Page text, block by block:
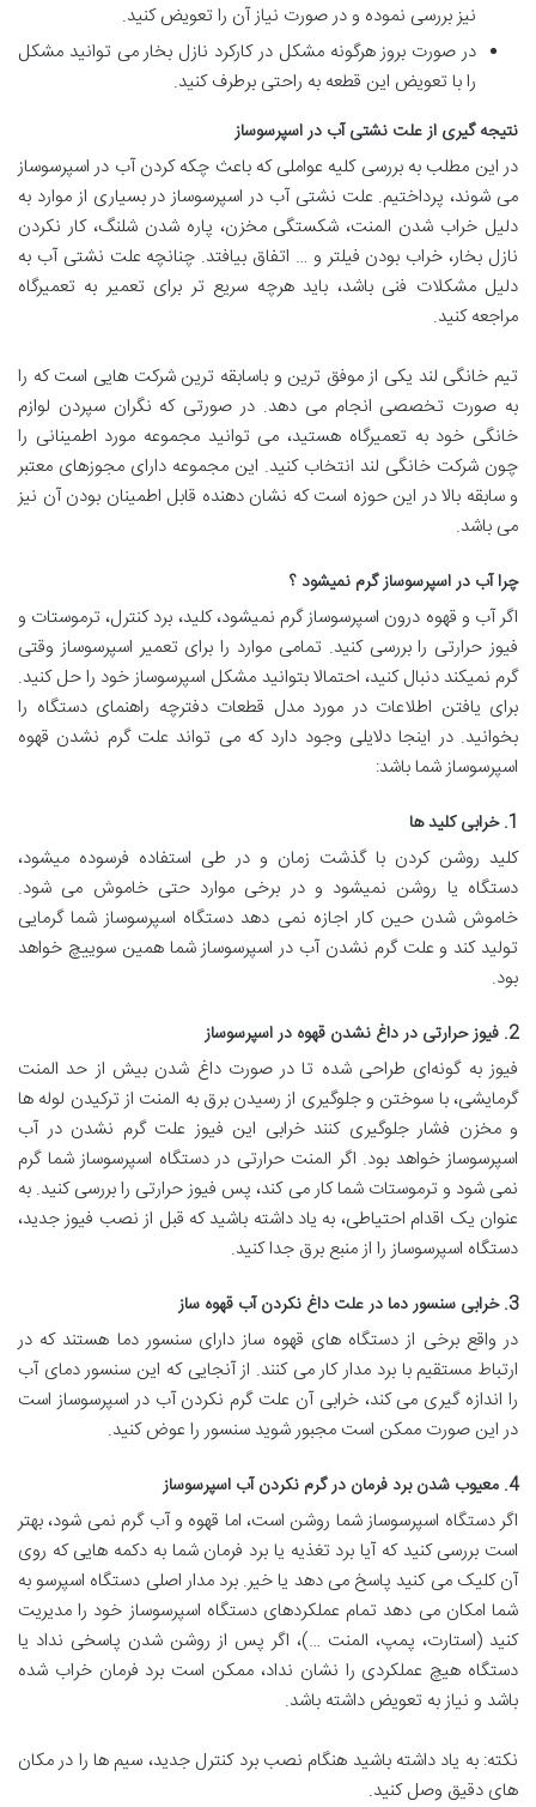
نیز بررسی نموده و در صورت نیاز آن را تعویض کنید.
در صورت بروز هرگونه مشکل در کارکرد نازل بخار می توانید مشکل
را با تعویض این قطعه به راحتی برطرف کنید.
نتیجه گیری از علت نشتی آب در اسپرسوساز
در این مطلب به بررسی کلیه عواملی که باعث چکه کردن آب در اسپرسوساز
می شوند، پرداختیم. علت نشتی آب در اسپرسوساز در بسیاری از موارد به
دلیل خراب شدن المنت، شکستگی مخزن، پاره شدن شلنگ، کار نکردن
نازل بخار، خراب بودن فیلتر و … اتفاق بیافتد. چنانچه علت نشتی آب به
دلیل مشکلات فنی باشد، باید هرچه سریع تر برای تعمیر به تعمیرگاه
مراجعه کنید.
تیم خانگی لند یکی از موفق ترین و باسابقه ترین شرکت هایی است که را
به صورت تخصصی انجام می دهد. در صورتی که نگران سپردن لوازم
خانگی خود به تعمیرگاه هستید، می توانید مجموعه مورد اطمینانی را
چون شرکت خانگی لند انتخاب کنید. این مجموعه دارای مجوزهای معتبر
و سابقه بالا در این حوزه است که نشان دهنده قابل اطمینان بودن آن نیز
می باشد.
چرا آب در اسپرسوساز گرم نمیشود ؟
اگر آب و قهوه درون اسپرسوساز گرم نمیشود، کلید، برد کنترل، ترموستات و
فیوز حرارتی را بررسی کنید. تمامی موارد را برای تعمیر اسپرسوساز وقتی
گرم نمیکند دنبال کنید، احتمالا بتوانید مشکل اسپرسوساز خود را حل کنید.
برای یافتن اطلاعات در مورد مدل قطعات دفترچه راهنمای دستگاه را
بخوانید. در اینجا دلایلی وجود دارد که می تواند علت گرم نشدن قهوه
اسپرسوساز شما باشد:
1. خرابی کلید ها
کلید روشن کردن با گذشت زمان و در طی استفاده فرسوده میشود،
دستگاه یا روشن نمیشود و در برخی موارد حتی خاموش می شود.
خاموش شدن حین کار اجازه نمی دهد دستگاه اسپرسوساز شما گرمایی
تولید کند و علت گرم نشدن آب در اسپرسوساز شما همین سوییچ خواهد
بود.
2. فیوز حرارتی در داغ نشدن قهوه در اسپرسوساز
فیوز به گونه‌ای طراحی شده‌ تا در صورت داغ شدن بیش از حد المنت
گرمایشی، با سوختن و جلوگیری از رسیدن برق به المنت از ترکیدن لوله ها
و مخزن فشار جلوگیری کنند خرابی این فیوز علت گرم نشدن در آب
اسپرسوساز خواهد بود. اگر المنت حرارتی در دستگاه اسپرسوساز شما گرم
نمی شود و ترموستات شما کار می کند، پس فیوز حرارتی را بررسی کنید. به
عنوان یک اقدام احتیاطی، به یاد داشته باشید که قبل از نصب فیوز جدید،
دستگاه اسپرسوساز را از منبع برق جدا کنید.
3. خرابی سنسور دما در علت داغ نکردن آب قهوه ساز
در واقع برخی از دستگاه های قهوه ساز دارای سنسور دما هستند که در
ارتباط مستقیم با برد مدار کار می کنند. از آنجایی که این سنسور دمای آب
را اندازه گیری می کند، خرابی آن علت گرم نکردن آب در اسپرسوساز است
در این صورت ممکن است مجبور شوید سنسور را عوض کنید.
4. معیوب شدن برد فرمان در گرم نکردن آب اسپرسوساز
اگر دستگاه اسپرسوساز شما روشن است، اما قهوه و آب گرم نمی شود، بهتر
است بررسی کنید که آیا برد تغذیه یا برد فرمان شما به دکمه هایی که روی
آن کلیک می کنید پاسخ می دهد یا خیر. برد مدار اصلی دستگاه اسپرسو به
شما امکان می دهد تمام عملکردهای دستگاه اسپرسوساز خود را مدیریت
کنید (استارت، پمپ، المنت …)، اگر پس از روشن شدن پاسخی نداد یا
دستگاه هیچ عملکردی را نشان نداد، ممکن است برد فرمان خراب شده
باشد و نیاز به تعویض داشته باشد.
نکته: به یاد داشته باشید هنگام نصب برد کنترل جدید، سیم ها را در مکان
های دقیق وصل کنید.